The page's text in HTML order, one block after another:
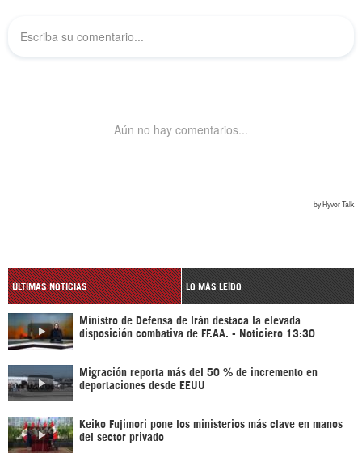
ÚLTIMAS NOTICIAS LO MÁS LEÍDO
Ministro de Defensa de Irán destaca la elevada
disposición combativa de FF.AA. - Noticiero 13:30
Migración reporta más del 50 % de incremento en
deportaciones desde EEUU
Keiko Fujimori pone los ministerios más clave en manos
del sector privado